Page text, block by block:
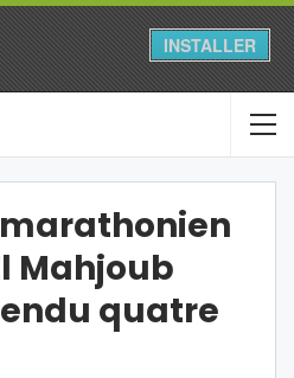
INSTALLER
Mahjoub
quatre